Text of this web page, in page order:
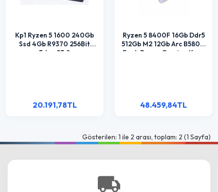
Kp1 Ryzen 5 1600 240Gb
Ssd 4Gb R9370 256Bit
Fdos 23.8
20.191,78TL
Ryzen 5 8400F 16Gb Ddr5
512Gb M2 12Gb Arc B580 7
Fanlı Beyaz Gaming Kasa
48.459,84TL
Gösterilen: 1 ile 2 arası, toplam: 2 (1 Sayfa)